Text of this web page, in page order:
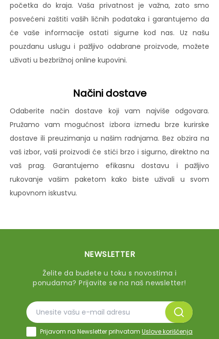
početka do kraja. Vaša privatnost je važna, zato smo
posvećeni zaštiti vaših ličnih podataka i garantujemo da
će vaše informacije ostati sigurne kod nas. Uz našu
pouzdanu uslugu i pažljivo odabrane proizvode, možete
uživati u bezbrižnoj online kupovini.
Načini dostave
Odaberite način dostave koji vam najviše odgovara.
Pružamo vam mogućnost izbora između brze kurirske
dostave ili preuzimanja u našim radnjama. Bez obzira na
vaš izbor, vaši proizvodi će stići brzo i sigurno, direktno na
vaš prag. Garantujemo efikasnu dostavu i pažljivo
rukovanje vašim paketom kako biste uživali u svom
kupovnom iskustvu.
NEWSLETTER
Želite da budete u toku s novostima i
ponudama? Prijavite se na naš newsletter!
Prijavom na Newsletter prihvatam Uslove korišćenja